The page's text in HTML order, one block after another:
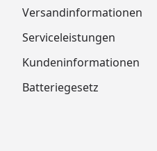
Versandinformationen
Serviceleistungen
Kundeninformationen
Batteriegesetz